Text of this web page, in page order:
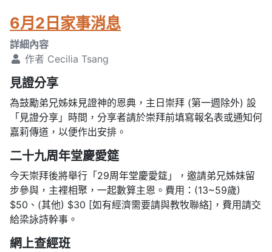
6月2日家事消息
詳細內容
作者 Cecilia Tsang
見證分享
為鼓勵弟兄姊妹見證神的恩典，主日崇拜 (第一週除外) 設
「見證分享」時間，分享者請於崇拜前填寫報名表或通知何
嘉莉傳道，以便作出安排。
二十九周年堂慶愛筵
今天崇拜後將舉行「29周年堂慶愛筵」，邀請弟兄姊妹留
步參與，主裡相聚，一起數算主恩。費用：(13~59歲)
$50、(其他) $30 [如有經濟需要請與教牧聯絡]，費用請交
給梁詠詩幹事。
網上查經班